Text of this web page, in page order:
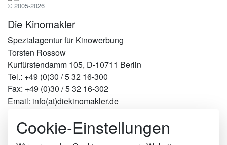
© 2005-2026
Die Kinomakler
Spezialagentur für Kinowerbung
Torsten Rossow
Kurfürstendamm 105, D-10711 Berlin
Tel.: +49 (0)30 / 5 32 16-300
Fax: +49 (0)30 / 5 32 16-302
Email: info(at)diekinomakler.de
Werben in Städten
Berlin
Cookie-Einstellungen